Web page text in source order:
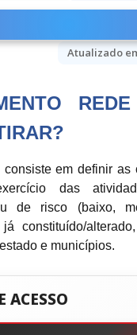
Atualizado
consiste em definir as
das
de risco (baixo,
já constituído/
e municípios.
ACESSO